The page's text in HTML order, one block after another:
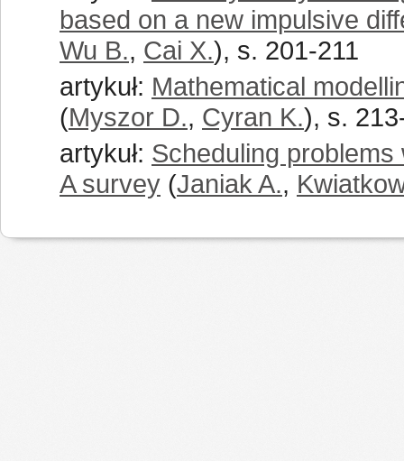
based on a new impulsive
Wu B., Cai X.), s. 201-211
artykuł: Mathematical
(Myszor D., Cyran K.), s.
artykuł: Scheduling
A survey (Janiak A.,